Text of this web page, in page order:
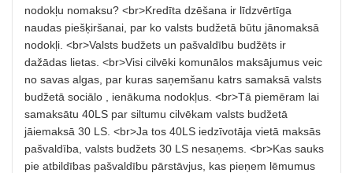
nodokļu nomaksu? <br>Kredīta dzēšana ir līdzvērtīga
naudas piešķiršanai, par ko valsts budžetā būtu jānomaksā
nodokļi. <br>Valsts budžets un pašvaldību budžēts ir
dažādas lietas. <br>Visi cilvēki komunālos maksājumus veic
no savas algas, par kuras saņemšanu katrs samaksā valsts
budžetā sociālo , ienākuma nodokļus. <br>Tā piemēram lai
samaksātu 40LS par siltumu cilvēkam valsts budžetā
jāiemaksā 30 LS. <br>Ja tos 40LS iedzīvotāja vietā maksās
pašvaldība, valsts budžets 30 LS nesaņems. <br>Kas sauks
pie atbildības pašvaldību pārstāvjus, kas pieņem lēmumus